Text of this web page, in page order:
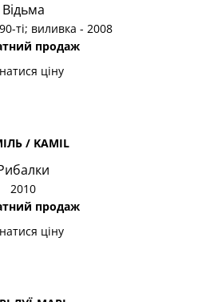
Відьма
ті; виливка - 2008
продаж
ціну
/ KAMIL
2010
продаж
ціну